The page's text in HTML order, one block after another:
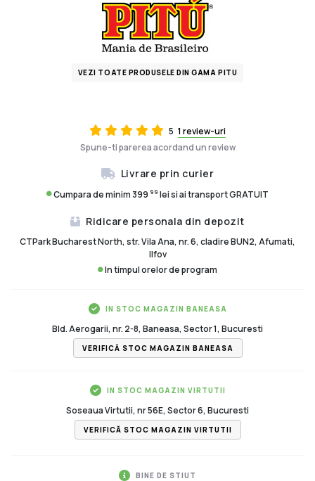
5 1 review-uri
Spune-ti parerea acordand un review
Livrare prin curier
Cumpara de minim 399 99 lei si ai transport GRATUIT
Ridicare personala din depozit
CTPark Bucharest North, str. Vila Ana, nr. 6, cladire BUN2, Afumati,
Ilfov
In timpul orelor de program
IN STOC MAGAZIN BANEASA
Bld. Aerogarii, nr. 2-8, Baneasa, Sector 1, Bucuresti
VERIFICĂ STOC MAGAZIN BANEASA
IN STOC MAGAZIN VIRTUTII
Soseaua Virtutii, nr 56E, Sector 6, Bucuresti
VERIFICĂ STOC MAGAZIN VIRTUTII
BINE DE STIUT
VEZI TOATE PRODUSELE DIN GAMA PITU